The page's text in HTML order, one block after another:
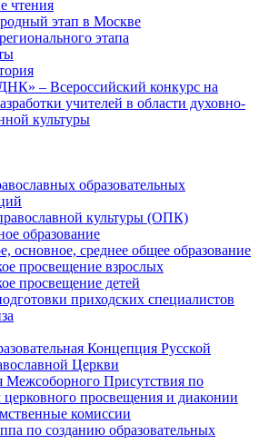
чтения
этап в Москве
этапа
– Всероссийский конкурс на
учителей в области духовно-
культуры
образовательных
культуры (ОПК)
образование
основное, среднее общее образование
просвещение взрослых
просвещение детей
приходских специалистов
Концепция Русской
Церкви
Межсоборного Присутствия по
церковного просвещения и диаконии
комиссии
по созданию образовательных